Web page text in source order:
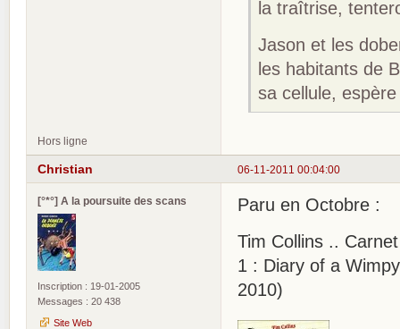
la traîtrise,
Jason et les
les habitants de
sa cellule,
Hors ligne
06-11-2011 00:04:00
Christian
[°*°] A la poursuite des scans
Inscription : 19-01-2005
Messages : 20 438
Site Web
Paru en Octobre :
Tim Collins ..
1 : Diary of a
2010)